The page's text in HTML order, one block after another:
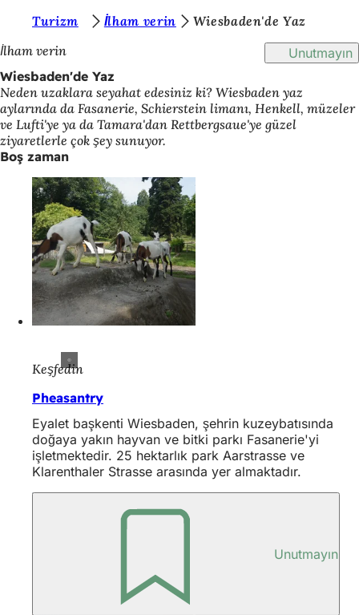
İçeriğe atla
u
r
a
d
a
Turizm İlham verin
Wiesbaden'de Yaz
İlham verin
Unutmayın
Wiesbaden'de Yaz
Neden uzaklara seyahat edesiniz ki? Wiesbaden yaz
aylarında da Fasanerie, Schierstein limanı, Henkell, müzeler
ve Lufti'ye ya da Tamara'dan Rettbergsaue'ye güzel
ziyaretlerle çok şey sunuyor.
Boş zaman
Keşfedin
Pheasantry
Eyalet başkenti Wiesbaden, şehrin kuzeybatısında
doğaya yakın hayvan ve bitki parkı Fasanerie'yi
işletmektedir. 25 hektarlık park Aarstrasse ve
Klarenthaler Strasse arasında yer almaktadır.
Unutmayın